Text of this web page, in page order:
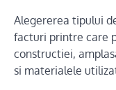
Alegererea tipului
facturi printre care
constructiei,
si materialele